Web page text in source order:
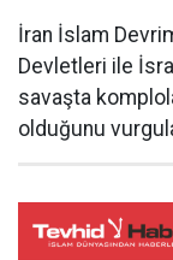
İran İslam
Devletleri ile
savaşta
olduğunu